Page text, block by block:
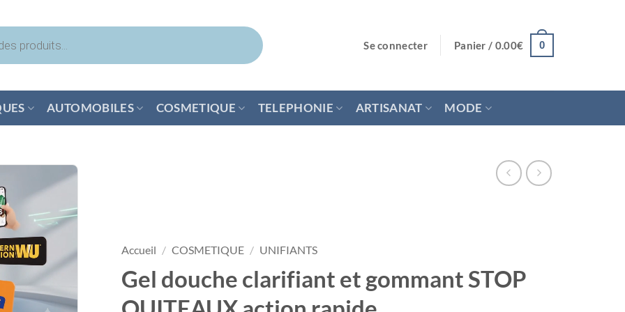
Se connecter Panier / 0.00€ 0
AUTOMOBILES COSMETIQUE TELEPHONIE ARTISANAT MODE
Accueil / COSMETIQUE / UNIFIANTS
Gel douche clarifiant et gommant STOP